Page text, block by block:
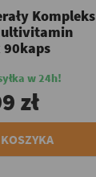
Kompleks
90kaps
w 24h!
zł